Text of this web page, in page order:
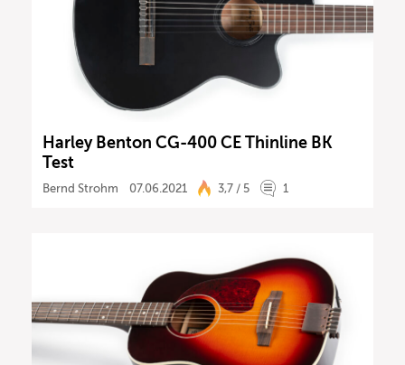
Harley Benton CG-400 CE Thinline BK
Test
Bernd Strohm 07.06.2021 3,7 / 5 1